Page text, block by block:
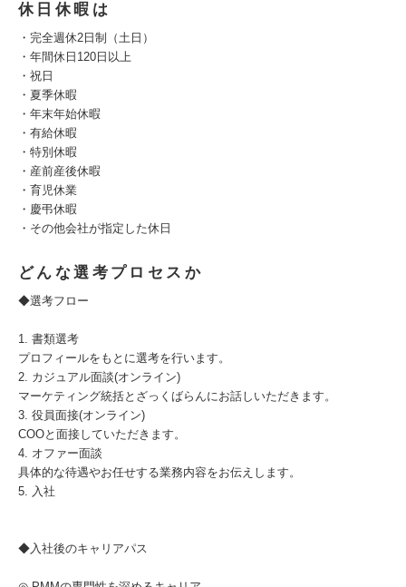
休日休暇は
・完全週休2日制（土日）
・年間休日120日以上
・祝日
・夏季休暇
・年末年始休暇
・有給休暇
・特別休暇
・産前産後休暇
・育児休業
・慶弔休暇
・その他会社が指定した休日
どんな選考プロセスか
◆選考フロー
1. 書類選考
プロフィールをもとに選考を行います。
2. カジュアル面談(オンライン)
マーケティング統括とざっくばらんにお話しいただきます。
3. 役員面接(オンライン)
COOと面接していただきます。
4. オファー面談
具体的な待遇やお任せする業務内容をお伝えします。
5. 入社
◆入社後のキャリアパス